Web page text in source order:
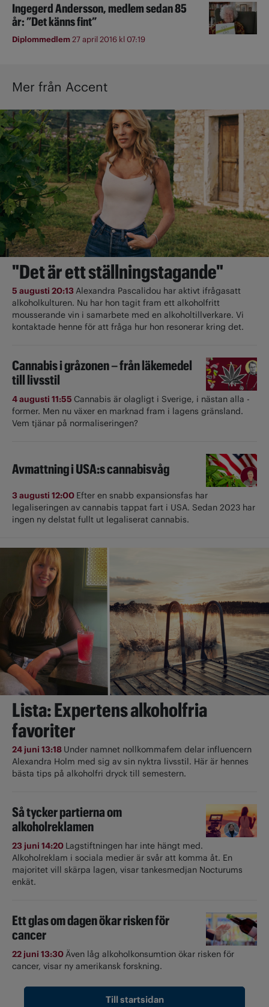
Ingegerd Andersson, medlem sedan 85
år: ”Det känns fint”
Diplommedlem27 april 2016 kl 07:19
Mer från Accent
"Det är ett ställningstagande"
5 augusti 20:13Alexandra Pascalidou har aktivt ifrågasatt
alkoholkulturen. Nu har hon tagit fram ett alkoholfritt
mousserande vin i samarbete med en alkoholtillverkare. Vi
kontaktade henne för att fråga hur hon resonerar kring det.
Cannabis i gråzonen – från läkemedel
till livsstil
4 augusti 11:55 Cannabis är olagligt i ­Sverige, i nästan alla ­
former. Men nu växer en marknad fram i lagens gränsland.
Vem tjänar på normaliseringen?
Avmattning i USA:s cannabisvåg
3 augusti 12:00 Efter en snabb expansionsfas har
legaliseringen av cannabis tappat fart i USA. Sedan 2023 har
ingen ny delstat fullt ut ­legaliserat cannabis.
Lista: Expertens alkoholfria
favoriter
24 juni 13:18 Under namnet nollkommafem delar influencern
Alexandra Holm med sig av sin nyktra livsstil. Här är hennes
bästa tips på alkoholfri dryck till semestern.
Så tycker partierna om
alkoholreklamen
23 juni 14:20 Lagstiftningen har inte hängt med.
Alkoholreklam i sociala medier är svår att komma åt. En
majoritet vill skärpa lagen, visar tankesmedjan Nocturums
enkät.
Ett glas om dagen ökar risken för
cancer
22 juni 13:30Även låg alkoholkonsumtion ökar risken för
cancer, visar ny amerikansk forskning.
Till startsidan